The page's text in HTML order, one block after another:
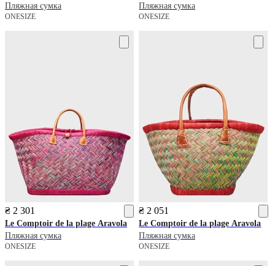
Пляжная сумка
ONESIZE
Пляжная сумка
ONESIZE
₴ 2 301
Le Comptoir de la plage Aravola
Пляжная сумка
ONESIZE
₴ 2 051
Le Comptoir de la plage Aravola
Пляжная сумка
ONESIZE